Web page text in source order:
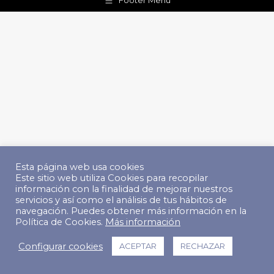
Esta página web usa cookies
Este sitio web utiliza Cookies para recopilar
información con la finalidad de mejorar nuestros
servicios y así como el análisis de tus hábitos de
navegación. Puedes obtener más información en la
Política de Cookies. Más información
Configurar cookies ACEPTAR RECHAZAR